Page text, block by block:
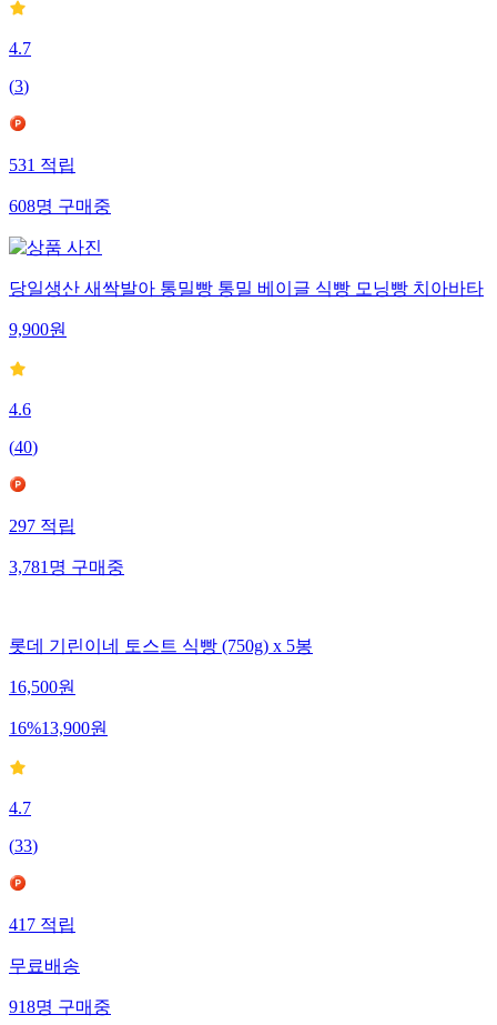
4.7
(3)
531적립
608명구매중
당일생산 새싹발아 통밀빵 통밀 베이글 식빵 모닝빵 치아바타
9,900원
4.6
(40)
297적립
3,781명구매중
롯데 기린이네 토스트 식빵 (750g) x 5봉
16,500원
16%13,900원
4.7
(33)
417적립
무료배송
918명구매중